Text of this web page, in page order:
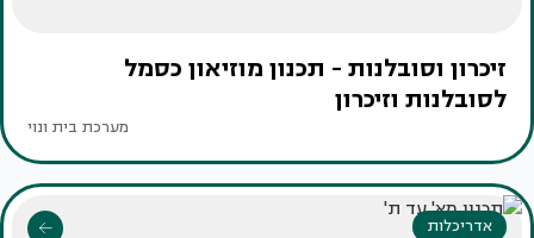
זיכרון וסובלנות - תכנון מוזיאון כסמל
לסובלנות וזיכרון
מערכת בית ונוי
אדריכלות